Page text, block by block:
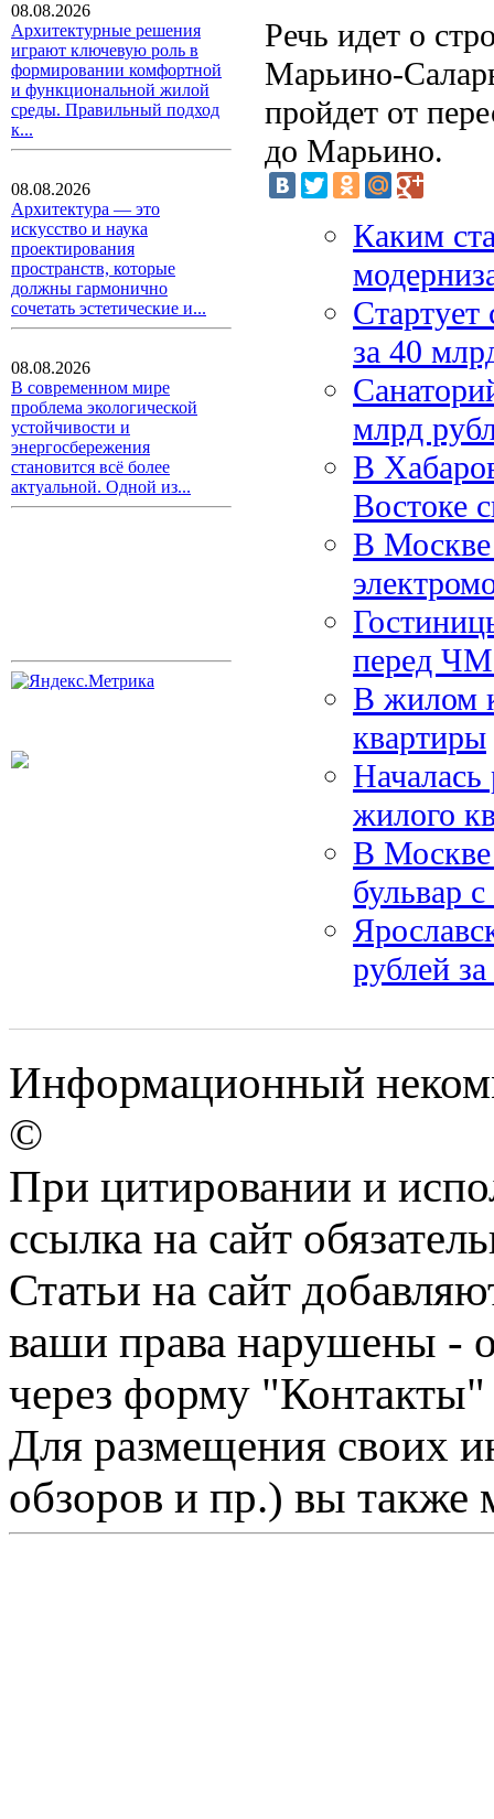
08.08.2026
Архитектурные решения
играют ключевую роль в
формировании комфортной
и функциональной жилой
среды. Правильный подход
к...
08.08.2026
Архитектура — это
искусство и наука
проектирования
пространств, которые
должны гармонично
сочетать эстетические и...
08.08.2026
В современном мире
проблема экологической
устойчивости и
энергосбережения
становится всё более
актуальной. Одной из...
Речь идет о
Марьино-
пройдет от
до Марьино.
Каким
Стартует
за 40
млрд
В
Востоке
В Москве
перед
В жилом
квартиры
Началась
жилого
В Москве
бульвар
рублей
Информационный
©
При цитировании и
ссылка на сайт
Статьи на сайт
ваши права нарушены -
через форму "Контакты"
Для размещения своих
обзоров и пр.) вы также